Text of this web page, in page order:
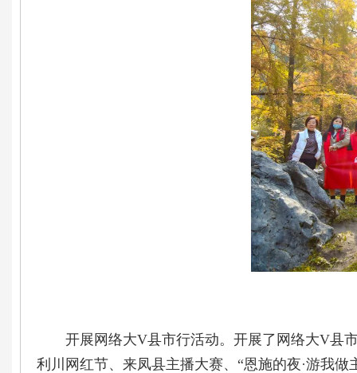
开展网络大V县市行活动。开展了网络大V县市
利川网红节、来凤县主播大赛、“恩施的夜·游我